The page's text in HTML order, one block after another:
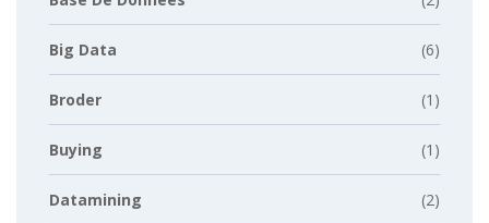
Big Data (6)
Broder (1)
Buying (1)
Datamining (2)